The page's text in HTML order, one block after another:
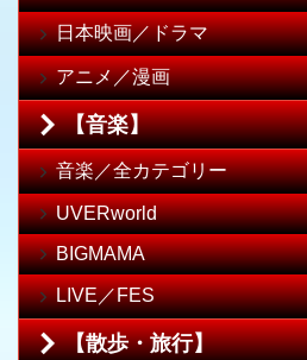
日本映画／ドラマ
アニメ／漫画
【音楽】
音楽／全カテゴリー
UVERworld
BIGMAMA
LIVE／FES
【散歩・旅行】